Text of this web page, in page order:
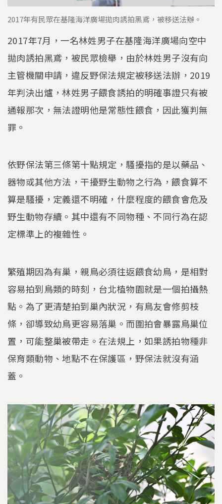
2017年有民眾在基隆海洋廣場拋肉誘拍黑鳶，被移送法辦。
2017年7月，一名林姓男子在基隆海洋廣場向空中
拋肉誘拍黑鳶，被民眾檢舉，由於林姓男子沒有向
主管機關申請，違反野保法規定被移送法辦，2019
年判決出爐，林姓男子餵食誘拍的明確事證只有被
通報那次，無法證明他是常態性餵食，因此獲判無
罪。
依野保法第三條第十點規定，騷擾指的是以藥品、
器物或其他方法，干擾野生動物之行為，餵食算不
算是騷擾，定義還不明確，什麼程度的餵食會危及
野生動物存續。其中還有不同物種、不同行為在認
定標準上的複雜性。
繁殖期因為有巢，親鳥必須往返餵食幼鳥，是相對
容易拍到鳥類的時刻，台北植物園就是一個拍攝熱
點。為了更清楚拍到巢內狀況，有鳥友會修剪枝
條，卻導致幼鳥更容易落巢。而圍拍會暴露鳥巢位
置，可能整巢被帶走。在法規上，如果誘拍物種非
保育類動物、地點不在保護區，野保法就沒有涵
蓋。